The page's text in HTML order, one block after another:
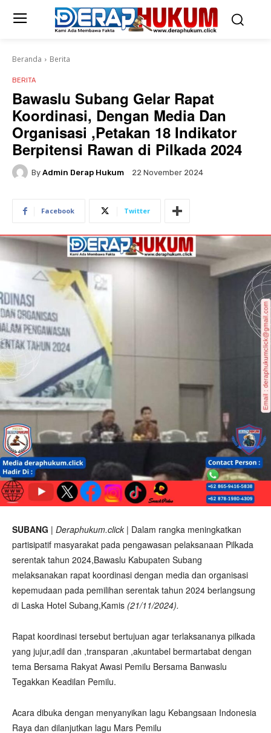
Beranda Berita
BERITA
Bawaslu Subang Gelar Rapat
Koordinasi, Dengan Media Dan
Organisasi ,Petakan 18 Indikator
Berpitensi Rawan di Pilkada 2024
By Admin Derap Hukum 22 November 2024
Facebook Twitter
SUBANG | Deraphukum.click | Dalam rangka meningkatkan
partisipatif masyarakat pada pengawasan pelaksanaan Pilkada
serentak tahun 2024,Bawaslu Kabupaten Subang
melaksanakan rapat koordinasi dengan media dan organisasi
kepemudaan pada pemilihan serentak tahun 2024 berlangsung
di Laska Hotel Subang,Kamis (21/11/2024).
Rapat koordinasi tersebut bertujuan agar terlaksananya pilkada
yang jujur,adil dan ,transparan ,akuntabel bermartabat dengan
tema Bersama Rakyat Awasi Pemilu Bersama Banwaslu
Tegakkan Keadilan Pemilu.
Acara dibuka dengan menyanyikan lagu Kebangsaan Indonesia
Raya dan dilanjutkan lagu Mars Pemilu